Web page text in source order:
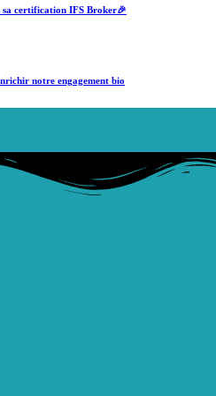
sa certification IFS Broker🎉
notre engagement bio